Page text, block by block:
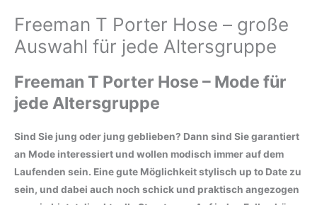
Freeman T Porter Hose – große
Auswahl für jede Altersgruppe
Freeman T Porter Hose – Mode für
jede Altersgruppe
Sind Sie jung oder jung geblieben? Dann sind Sie garantiert
an Mode interessiert und wollen modisch immer auf dem
Laufenden sein. Eine gute Möglichkeit stylisch up to Date zu
sein, und dabei auch noch schick und praktisch angezogen